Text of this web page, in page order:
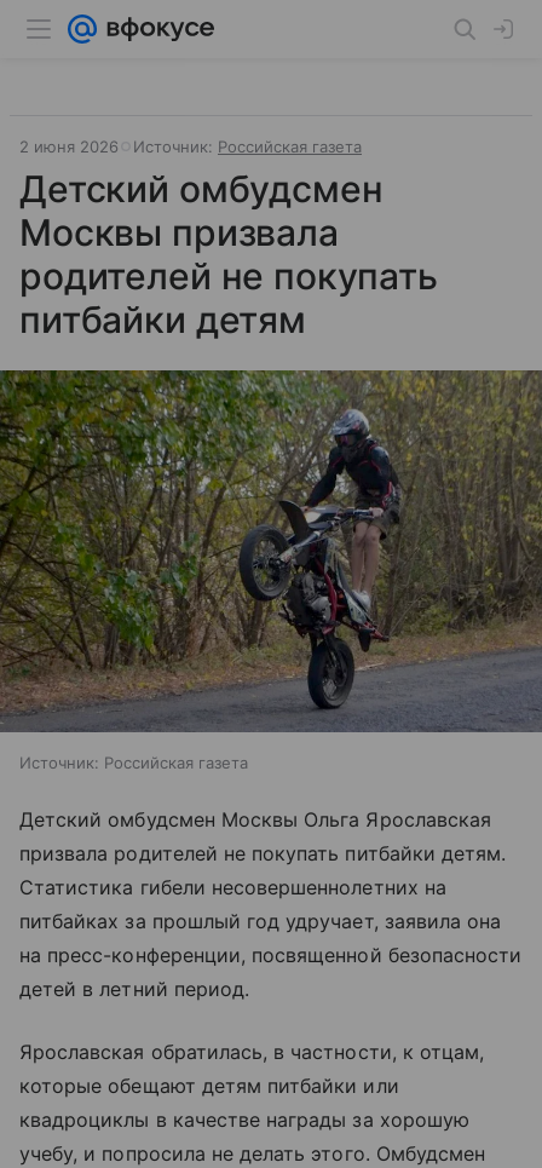
2 июня 2026 Источник: Российская газета
Детский омбудсмен
Москвы призвала
родителей не покупать
питбайки детям
Источник: Российская газета
Детский омбудсмен Москвы Ольга Ярославская
призвала родителей не покупать питбайки детям.
Статистика гибели несовершеннолетних на
питбайках за прошлый год удручает, заявила она
на пресс-конференции, посвященной безопасности
детей в летний период.
Ярославская обратилась, в частности, к отцам,
которые обещают детям питбайки или
квадроциклы в качестве награды за хорошую
учебу, и попросила не делать этого. Омбудсмен